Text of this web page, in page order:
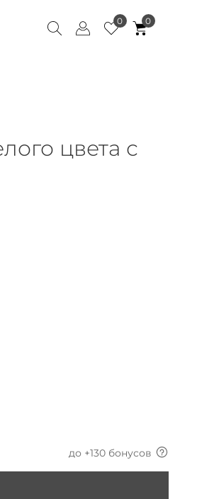
0 0
цвета с
до +130 бонусов